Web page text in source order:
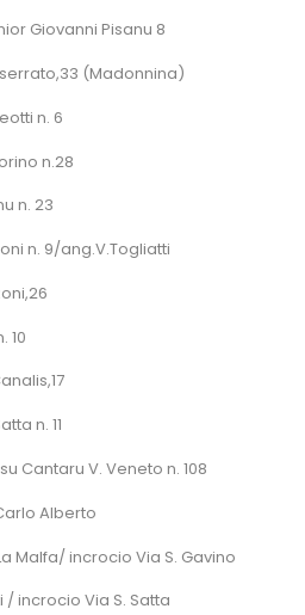
Giovanni Pisanu 8
(Madonnina)
n. 6
n.28
n. 23
n. 9/ang.V.Togliatti
10
n. 11
Cantaru V. Veneto n. 108
Alberto
Malfa/ incrocio Via S. Gavino
/ incrocio Via S. Satta